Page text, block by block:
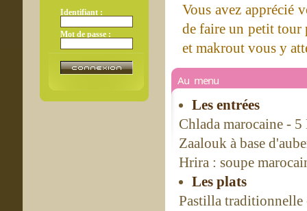
Identifiant :
Mot de passe :
Vous avez apprécié
de faire un petit tour
et makrout vous y
Au menu
Les entrées
Chlada marocaine - 5
Zaalouk à base
Hrira : soupe
Les plats
Pastilla traditionnelle